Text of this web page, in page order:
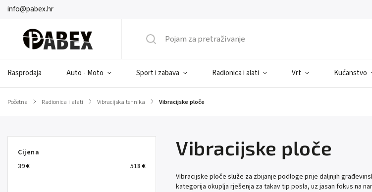
info@pabex.hr
Rasprodaja Auto - Moto Sport i zabava Radionica i alati Vrt Kućanstvo
Početna / Radionica i alati / Vibracijska tehnika / Vibracijske ploče
Cijena
39€ 518€
Vibracijske ploče
Vibracijske ploče služe za zbijanje podloge prije daljnjih
kategorija okuplja rješenja za takav tip posla, uz jasan fokus na